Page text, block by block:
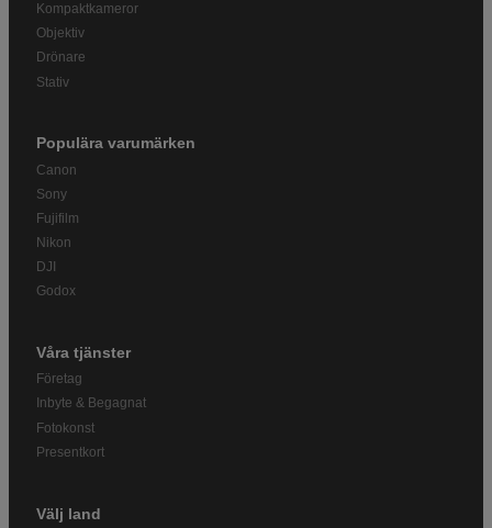
Kompaktkameror
Objektiv
Drönare
Stativ
Populära varumärken
Canon
Sony
Fujifilm
Nikon
DJI
Godox
Våra tjänster
Företag
Inbyte & Begagnat
Fotokonst
Presentkort
Välj land